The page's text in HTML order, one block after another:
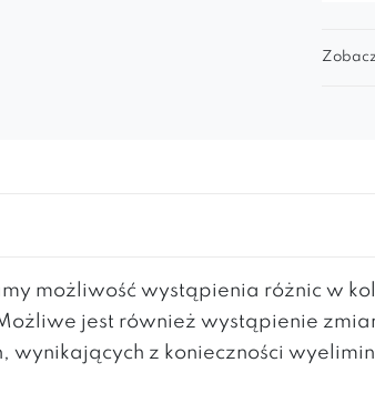
możliwość wystąpienia różnic w
jest również wystąpienie
wynikających z konieczności